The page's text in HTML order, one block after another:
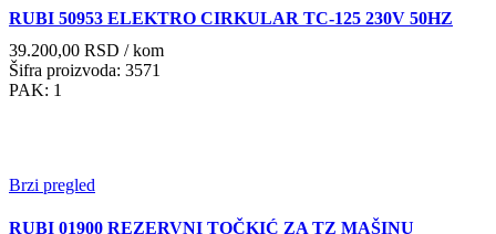
RUBI 50953 ELEKTRO CIRKULAR TC-125 230V 50HZ
39.200,00 RSD / kom
Šifra proizvoda: 3571
PAK: 1
Brzi pregled
RUBI 01900 REZERVNI TOČKIĆ ZA TZ MAŠINU